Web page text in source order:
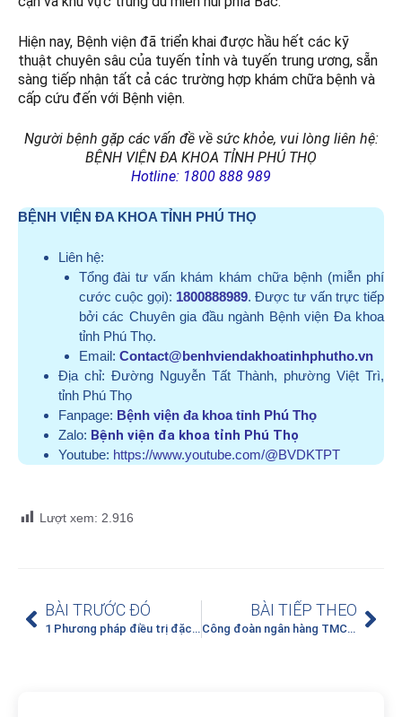
Hiện nay, Bệnh viện đã triển khai được hầu hết các kỹ
thuật chuyên sâu của tuyến tỉnh và tuyến trung ương, sẵn
sàng tiếp nhận tất cả các trường hợp khám chữa bệnh và
cấp cứu đến với Bệnh viện.
Người bệnh gặp các vấn đề về sức khỏe, vui lòng liên hệ:
BỆNH VIỆN ĐA KHOA TỈNH PHÚ THỌ
Hotline: 1800 888 989
BỆNH VIỆN ĐA KHOA TỈNH PHÚ THỌ
Liên hệ:
Tổng đài tư vấn khám khám chữa bệnh (miễn phí
cước cuộc gọi): 1800888989. Được tư vấn trực tiếp
bởi các Chuyên gia đầu ngành Bệnh viện Đa khoa
tỉnh Phú Thọ.
Email: Contact@benhviendakhoatinhphutho.vn
Địa chỉ: Đường Nguyễn Tất Thành, phường Việt Trì,
tỉnh Phú Thọ
Fanpage: Bệnh viện đa khoa tỉnh Phú Thọ
Zalo: Bệnh viện đa khoa tỉnh Phú Thọ
Youtube: https://www.youtube.com/@BVDKTPT
Lượt xem: 2.916
BÀI TRƯỚC ĐÓ
1 Phương pháp điều trị đặc biệt khiến người bệnh đau đầu khắp nơi tìm đến Bệnh viện đa khoa tỉnh Phú Thọ
BÀI TIẾP THEO
Công đoàn ngân hàng TMCP Công thương Việt Nam – Chi nhánh Bắc Phú Thọ tặng quà cho người bệnh có hoàn cảnh khó khăn đang điều trị tại Trung tâm Huyết học – Truyền máu, Bệnh viện đa khoa tỉnh Phú Thọ